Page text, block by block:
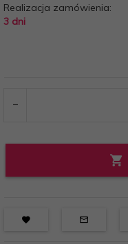
Realizacja zamówienia:
3 dni